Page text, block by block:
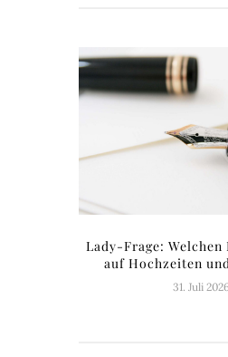
Lady-Frage:
auf Hochzeiten
31. Juli